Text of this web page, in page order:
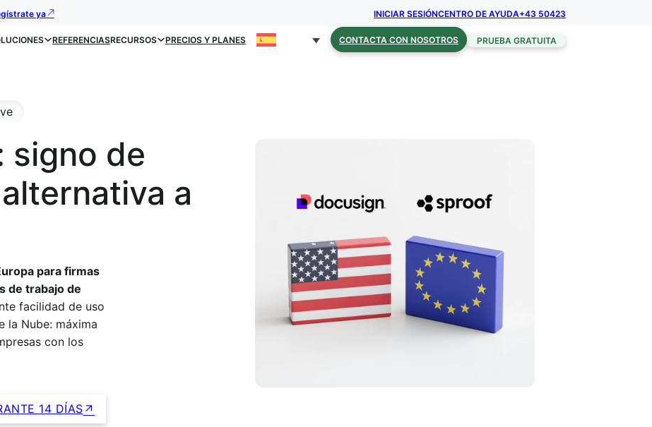
ya INICIAR SESIÓNCENTRO DE AYUDA+43 50423
REFERENCIASRECURSOS PRECIOS Y PLANES CONTACTA CON NOSOTROS PRUEBA GRATUITA
signo de
a
para firmas
de trabajo de
facilidad de uso
la Nube: máxima
con los
14 DÍAS